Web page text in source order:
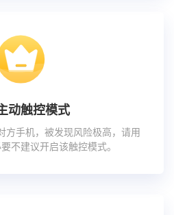
动触控模式
方手机，被发现风险极高，请用
不建议开启该触控模式。